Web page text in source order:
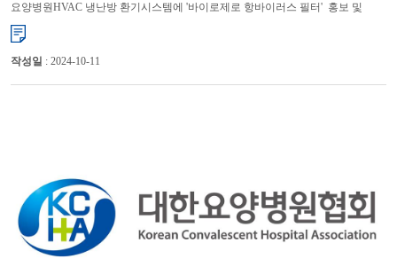
요양병원HVAC 냉난방 환기시스템에 '바이로제로 항바이러스 필터' 홍보 및
보급설치 지원 대한요양병원협회(회장 남충희)는 지난 10일 항바이러스 솔루션...
작성일 : 2024-10-11